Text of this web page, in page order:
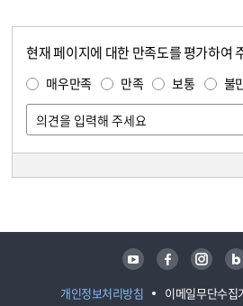
현재 페이지에 대한 만족도를 평가하여
매우만족 만족 보통 불
개인정보처리방침 이메일무단수집
유튜브 페이스북 인스타그램 블로그